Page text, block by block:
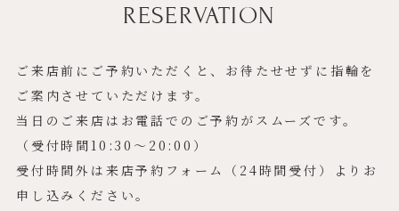
RESERVATION
ご来店前にご予約いただくと、お待たせせずに指輪を
ご案内させていただけます。
当日のご来店はお電話でのご予約がスムーズです。
（受付時間10:30〜20:00）
受付時間外は来店予約フォーム（24時間受付）よりお
申し込みください。